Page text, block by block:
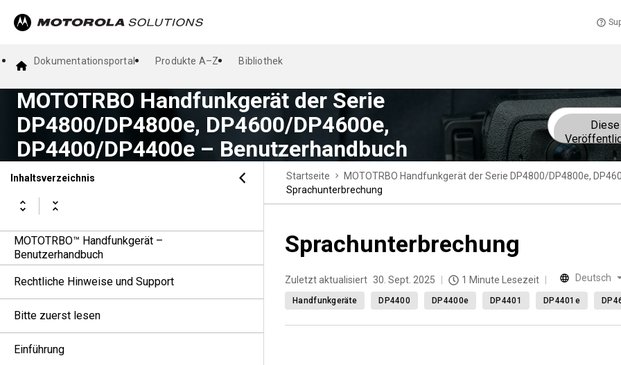
Dokumentationsportal Produkte A–Z Bibliothek
MOTOTRBO Handfunkgerät der Serie
DP4800/DP4800e, DP4600/DP4600e,
DP4400/DP4400e – Benutzerhandbuch
Diese
Inhaltsverzeichnis
MOTOTRBO™ Handfunkgerät –
Benutzerhandbuch
Rechtliche Hinweise und Support
Bitte zuerst lesen
Einführung
Startseite
MOTOTRBO Handfunkgerät der Serie DP4800/DP4800e,
Sprachunterbrechung
Sprachunterbrechung
Zuletzt aktualisiert 30. Sept. 2025 1 Minute Lesezeit Deutsch
Handfunkgeräte DP4400 DP4400e DP4401 DP4401e